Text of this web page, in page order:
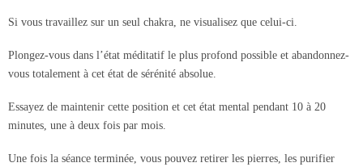
Si vous travaillez sur un seul chakra, ne visualisez que celui-ci.
Plongez-vous dans l’état méditatif le plus profond possible et abandonnez-
vous totalement à cet état de sérénité absolue.
Essayez de maintenir cette position et cet état mental pendant 10 à 20
minutes, une à deux fois par mois.
Une fois la séance terminée, vous pouvez retirer les pierres, les purifier